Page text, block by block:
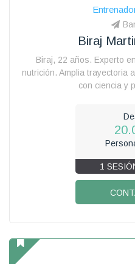
Biraj
Biraj, 22 años. Experto
nutrición. Amplia trayectoria
con ciencia y
1